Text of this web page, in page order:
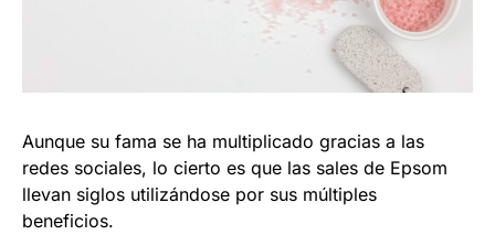
Aunque su fama se ha multiplicado gracias a las
redes sociales, lo cierto es que las sales de Epsom
llevan siglos utilizándose por sus múltiples
beneficios.